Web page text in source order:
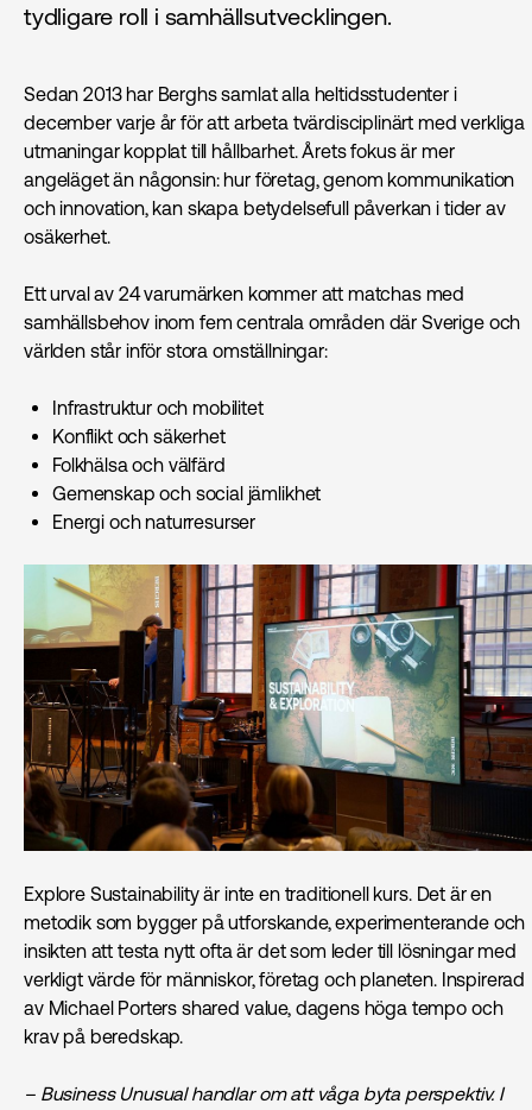
tydligare roll i samhällsutvecklingen.
Sedan 2013 har Berghs samlat alla heltidsstudenter i
december varje år för att arbeta tvärdisciplinärt med verkliga
utmaningar kopplat till hållbarhet. Årets fokus är mer
angeläget än någonsin: hur företag, genom kommunikation
och innovation, kan skapa betydelsefull påverkan i tider av
osäkerhet.
Ett urval av 24 varumärken kommer att matchas med
samhällsbehov inom fem centrala områden där Sverige och
världen står inför stora omställningar:
Infrastruktur och mobilitet
Konflikt och säkerhet
Folkhälsa och välfärd
Gemenskap och social jämlikhet
Energi och naturresurser
Explore Sustainability är inte en traditionell kurs. Det är en
metodik som bygger på utforskande, experimenterande och
insikten att testa nytt ofta är det som leder till lösningar med
verkligt värde för människor, företag och planeten. Inspirerad
av Michael Porters shared value, dagens höga tempo och
krav på beredskap.
– Business Unusual handlar om att våga byta perspektiv. I